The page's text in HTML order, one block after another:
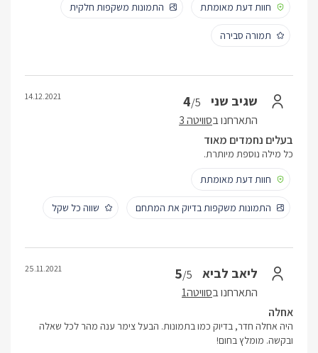
חוות דעת מאומתת
התמונות משקפות חלקית
תמורה סבירה
שגיב שני 4/5
התארחנו בסוויטה 3
14.12.2021
בעלים נחמדים מאוד
כל מילה נוספת מיותרת.
חוות דעת מאומתת
התמונות משקפות בדיוק את המתחם שווה כל שקל
ליאב לביא 5/5
התארחנו בסוויטה1
25.11.2021
אחלה
היה אחלה חדר, בדיוק כמו בתמונות. הבעל צימר ענה מהר לכל שאלה
ובקשה. מומלץ בחום!